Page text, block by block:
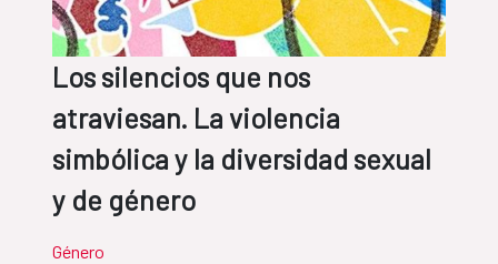
Los silencios que nos
atraviesan. La violencia
simbólica y la diversidad sexual
y de género
Género